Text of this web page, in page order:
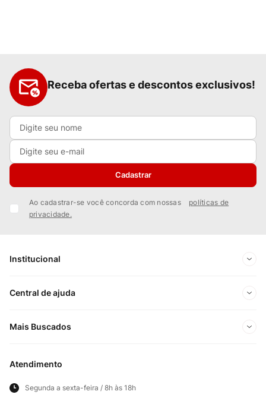
Receba ofertas e descontos exclusivos!
Cadastrar
Ao cadastrar-se você concorda com nossas
políticas de
privacidade.
Institucional
Sobre Nós
Privacidade e Segurança
Panfletos lojas físicas
Central de ajuda
Minha conta
Acompanhe seu pedido
Frete e Entregas
Mais Buscados
Atendimento
Segunda a sexta-feira / 8h às 18h